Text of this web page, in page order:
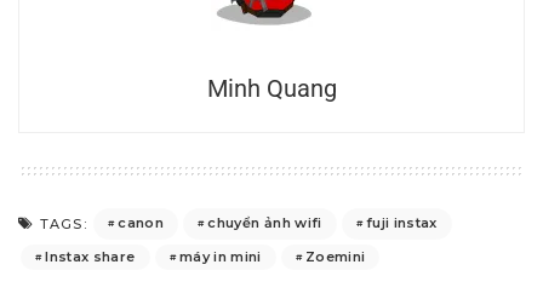
Minh Quang
TAGS: canon chuyển ảnh wifi
fuji instax
Instax share
máy in mini Zoemini